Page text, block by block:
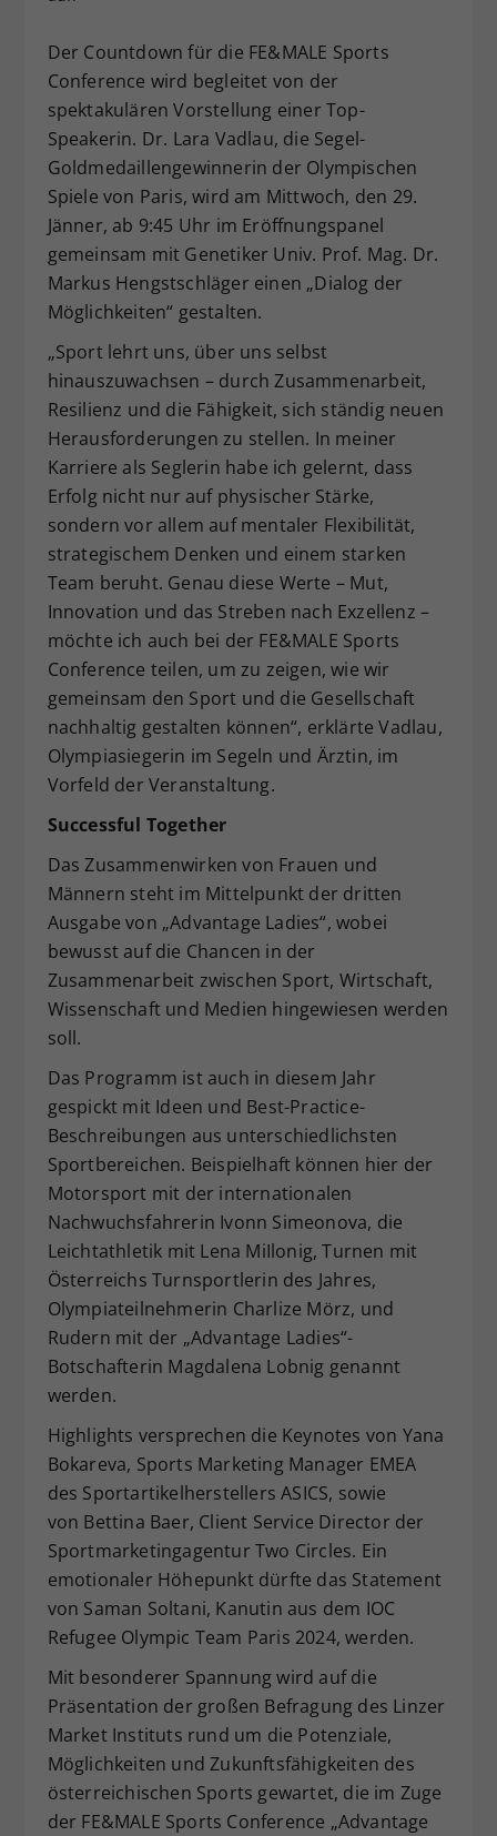
Der Countdown für die FE&MALE Sports
Conference wird begleitet von der
spektakulären Vorstellung einer Top-
Speakerin. Dr. Lara Vadlau, die Segel-
Goldmedaillengewinnerin der Olympischen
Spiele von Paris, wird am Mittwoch, den 29.
Jänner, ab 9:45 Uhr im Eröffnungspanel
gemeinsam mit Genetiker Univ. Prof. Mag. Dr.
Markus Hengstschläger einen „Dialog der
Möglichkeiten“ gestalten.
„Sport lehrt uns, über uns selbst
hinauszuwachsen – durch Zusammenarbeit,
Resilienz und die Fähigkeit, sich ständig neuen
Herausforderungen zu stellen. In meiner
Karriere als Seglerin habe ich gelernt, dass
Erfolg nicht nur auf physischer Stärke,
sondern vor allem auf mentaler Flexibilität,
strategischem Denken und einem starken
Team beruht. Genau diese Werte – Mut,
Innovation und das Streben nach Exzellenz –
möchte ich auch bei der FE&MALE Sports
Conference teilen, um zu zeigen, wie wir
gemeinsam den Sport und die Gesellschaft
nachhaltig gestalten können“, erklärte Vadlau,
Olympiasiegerin im Segeln und Ärztin, im
Vorfeld der Veranstaltung.
Successful Together
Das Zusammenwirken von Frauen und
Männern steht im Mittelpunkt der dritten
Ausgabe von „Advantage Ladies“, wobei
bewusst auf die Chancen in der
Zusammenarbeit zwischen Sport, Wirtschaft,
Wissenschaft und Medien hingewiesen werden
soll.
Das Programm ist auch in diesem Jahr
gespickt mit Ideen und Best-Practice-
Beschreibungen aus unterschiedlichsten
Sportbereichen. Beispielhaft können hier der
Motorsport mit der internationalen
Nachwuchsfahrerin Ivonn Simeonova, die
Leichtathletik mit Lena MiIlonig, Turnen mit
Österreichs Turnsportlerin des Jahres,
Olympiateilnehmerin Charlize Mörz, und
Rudern mit der „Advantage Ladies“-
Botschafterin Magdalena Lobnig genannt
werden.
Highlights versprechen die Keynotes von Yana
Bokareva, Sports Marketing Manager EMEA
des Sportartikelherstellers ASICS, sowie
von Bettina Baer, Client Service Director der
Sportmarketingagentur Two Circles. Ein
emotionaler Höhepunkt dürfte das Statement
von Saman Soltani, Kanutin aus dem IOC
Refugee Olympic Team Paris 2024, werden.
Mit besonderer Spannung wird auf die
Präsentation der großen Befragung des Linzer
Market Instituts rund um die Potenziale,
Möglichkeiten und Zukunftsfähigkeiten des
österreichischen Sports gewartet, die im Zuge
der FE&MALE Sports Conference „Advantage
Zweck
Einstellungen. Unter anderem eine
zufällig generierte ID, für die
historische Speicherung Ihrer
vorgenommen Einstellungen, falls der
Webseiten-Betreiber dies eingestellt
hat.